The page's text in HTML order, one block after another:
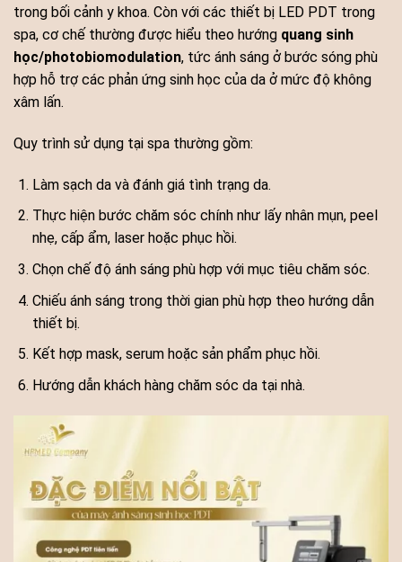
trong bối cảnh y khoa. Còn với các thiết bị LED PDT trong
spa, cơ chế thường được hiểu theo hướng quang sinh
học/photobiomodulation, tức ánh sáng ở bước sóng phù
hợp hỗ trợ các phản ứng sinh học của da ở mức độ không
xâm lấn.
Quy trình sử dụng tại spa thường gồm:
Làm sạch da và đánh giá tình trạng da.
Thực hiện bước chăm sóc chính như lấy nhân mụn, peel
nhẹ, cấp ẩm, laser hoặc phục hồi.
Chọn chế độ ánh sáng phù hợp với mục tiêu chăm sóc.
Chiếu ánh sáng trong thời gian phù hợp theo hướng dẫn
thiết bị.
Kết hợp mask, serum hoặc sản phẩm phục hồi.
Hướng dẫn khách hàng chăm sóc da tại nhà.